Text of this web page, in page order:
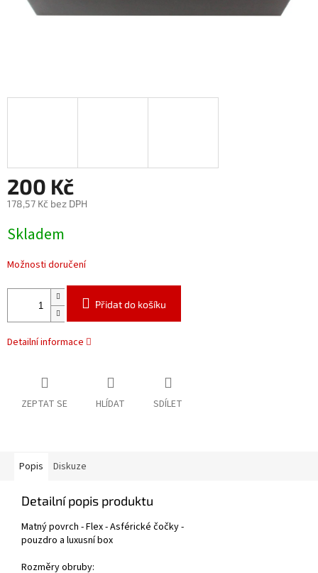
200 Kč
178,57 Kč bez DPH
cena:
Skladem
Možnosti doručení
Přidat do košíku
Detailní informace
ZEPTAT SE HLÍDAT SDÍLET
Popis Diskuze
Detailní popis produktu
Matný povrch - Flex - Asférické čočky -
pouzdro a luxusní box
Rozměry obruby: